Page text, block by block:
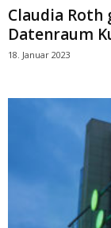
Claudia
Datenraum
18. Januar 2023